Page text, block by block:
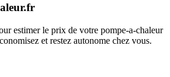
.fr
estimer le prix de votre pompe-a-chaleur
et restez autonome chez vous.